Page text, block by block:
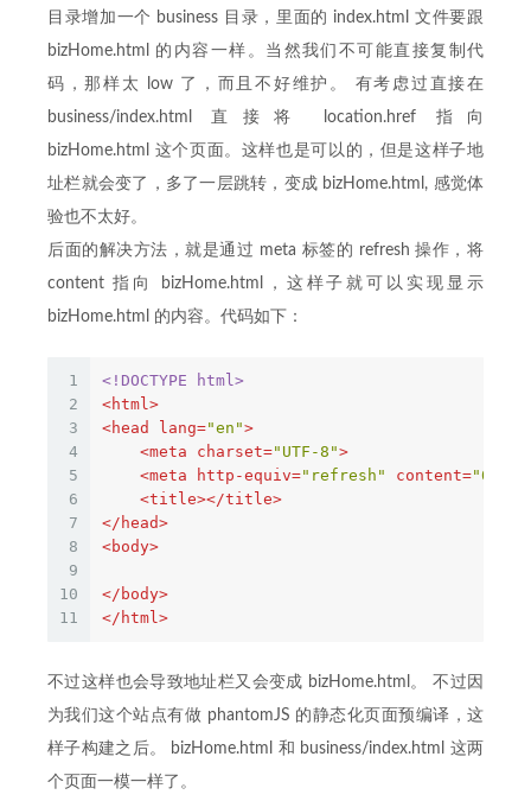
目录增加一个 business 目录，里面的 index.html 文件要跟
bizHome.html 的内容一样。当然我们不可能直接复制代
码，那样太 low 了，而且不好维护。 有考虑过直接在
business/index.html 直接将 location.href 指向
bizHome.html 这个页面。这样也是可以的，但是这样子地
址栏就会变了，多了一层跳转，变成 bizHome.html, 感觉体
验也不太好。
后面的解决方法，就是通过 meta 标签的 refresh 操作，将
content 指向 bizHome.html，这样子就可以实现显示
bizHome.html 的内容。代码如下：
1
2
3
4
5
6
7
8
9
10
11
<!DOCTYPE html>
<html>
<head lang="en">
<meta charset="UTF-8">
<meta http-equiv="refresh" content=
<title></title>
</ head>
<body>
</ body>
</ html>
不过这样也会导致地址栏又会变成 bizHome.html。 不过因
为我们这个站点有做 phantomJS 的静态化页面预编译，这
样子构建之后。 bizHome.html 和 business/index.html 这两
个页面一模一样了。